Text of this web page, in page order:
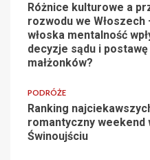
Różnice kulturowe a
rozwodu we Włoszech
włoska mentalność
decyzje sądu i postawę
małżonków?
PODRÓŻE
Ranking
romantyczny weekend
Świnoujściu